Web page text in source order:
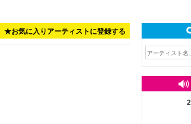
★お気に入りアーティストに登録する